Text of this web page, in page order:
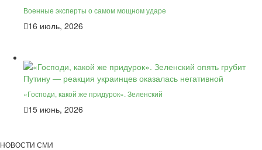
Военные эксперты о самом мощном ударе
16 июль, 2026
«Господи, какой же придурок». Зеленский
15 июнь, 2026
НОВОСТИ СМИ